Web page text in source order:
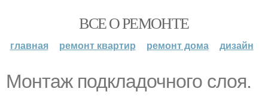
ВСЕ О РЕМОНТЕ
главная ремонт квартир ремонт дома дизайн
Монтаж подкладочного слоя.